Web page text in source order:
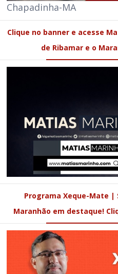
Chapadinha-MA
Clique no banner e acesse
de Ribamar e o
Programa Xeque-Mate |
Maranhão em destaque!